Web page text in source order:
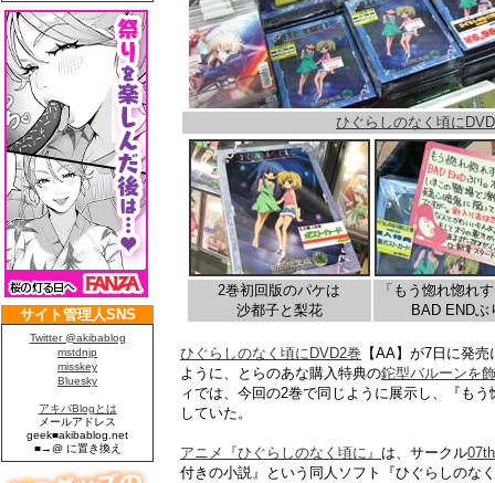
ひぐらしのなく頃に
2巻初回版のパケは
沙都子と梨花
「もう惚れ惚れ
BAD ENDぶ
ひぐらしのなく頃にDVD2巻 【AA】が7日に発
ように、とらのあな購入特典の鉈型バルーンを
ィでは、今回の2巻で同じように展示し、『も
していた。
アニメ『ひぐらしのなく頃に』 は、サークル
付きの小説』という同人ソフト『ひぐらしのな